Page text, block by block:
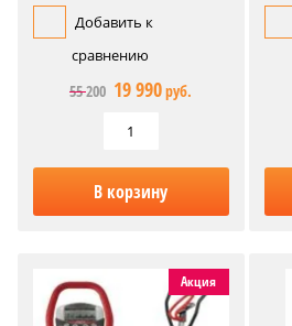
Добавить к
сравнению
55 200 19 990руб.
В корзину
Акция